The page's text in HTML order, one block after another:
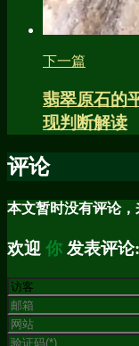
下一篇
翡翠原石的
现判断解读
评论
本文暂时没有评论
欢迎 你 发表评论: